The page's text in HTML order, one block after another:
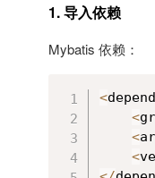
1. 导入依赖
Mybatis 依赖：
<
<
<
<